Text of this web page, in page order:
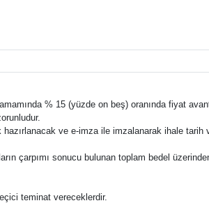
% 15 (yüzde on beş) oranında fiyat
ve e-imza ile imzalanarak ihale
çarpımı sonucu bulunan toplam bedel
teminat vereceklerdir.